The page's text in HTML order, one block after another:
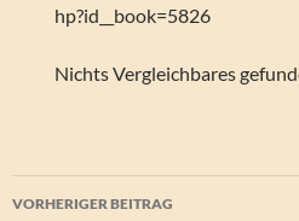
hp?id__book=5826
Nichts Vergleichbares
Beitragsnavigation
VORHERIGER BEITRAG